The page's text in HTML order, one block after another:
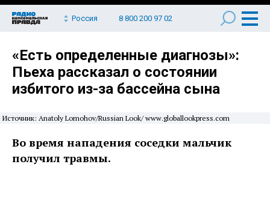
Россия 8 800 200 97 02
«Есть определенные диагнозы»:
Пьеха рассказал о состоянии
избитого из-за бассейна сына
Источник: Anatoly Lomohov/Russian Look/ www.globallookpress.com
Во время нападения соседки мальчик
получил травмы.